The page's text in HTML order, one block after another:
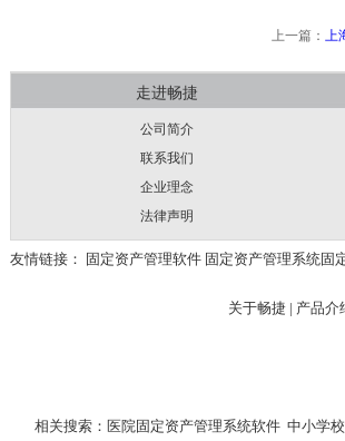
上一篇： 上
走进畅捷
公司简介
联系我们
企业理念
法律声明
友情链接： 固定资产管理软件 固定资产管理系统固
关于畅捷 | 产品介
相关搜索： 医院固定资产管理系统软件 中小学